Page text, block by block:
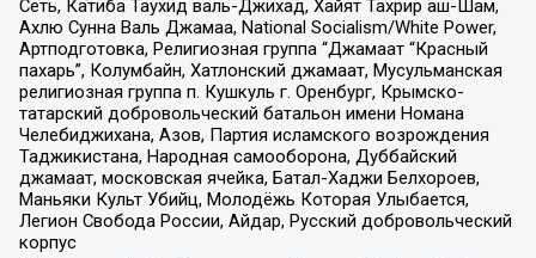
Сеть, Катиба Таухид валь-Джихад, Хайят Тахрир аш-Шам,
Ахлю Сунна Валь Джамаа, National Socialism/White Power,
Артподготовка, Религиозная группа “Джамаат “Красный
пахарь”, Колумбайн, Хатлонский джамаат, Мусульманская
религиозная группа п. Кушкуль г. Оренбург, Крымско-
татарский добровольческий батальон имени Номана
Челебиджихана, Азов, Партия исламского возрождения
Таджикистана, Народная самооборона, Дуббайский
джамаат, московская ячейка, Батал-Хаджи Белхороев,
Маньяки Культ Убийц, Молодёжь Которая Улыбается,
Легион Свобода России, Айдар, Русский добровольческий
корпус